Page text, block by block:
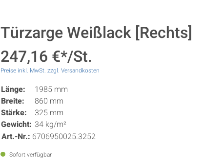
Türzarge Weißlack [Rechts]
247,16 €*/St.
Preise inkl. MwSt. zzgl. Versandkosten
Länge:
1985 mm
Breite:
860 mm
Stärke:
325 mm
Gewicht: 34 kg/m²
Art.-Nr.: 6706950025.3252
Sofort verfügbar